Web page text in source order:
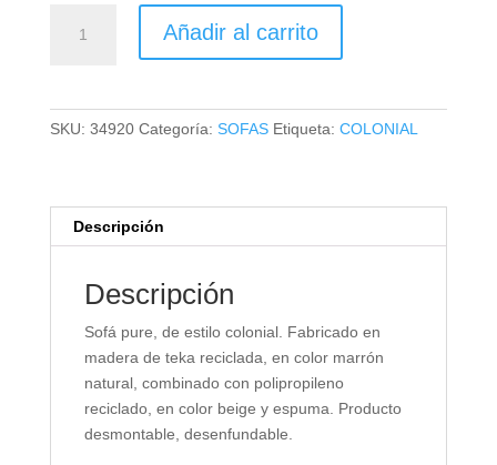
PURE
Añadir al carrito
SKU: 34920 Categoría: SOFAS Etiqueta: COLONIAL
Descripción
Descripción
Sofá pure, de estilo colonial. Fabricado en
madera de teka reciclada, en color marrón
natural, combinado con polipropileno
reciclado, en color beige y espuma. Producto
desmontable, desenfundable.